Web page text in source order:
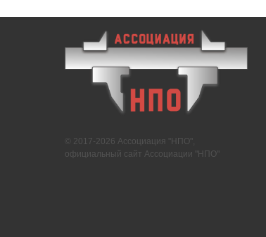
© 2017-2026 Ассоциация "НПО",
официальный сайт Ассоциации "НПО"